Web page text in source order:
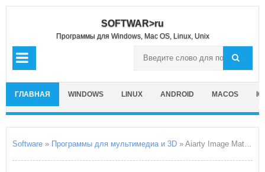
SOFTWAR>ru
Программы для Windows, Mac OS, Linux, Unix
ГЛАВНАЯ WINDOWS LINUX ANDROID MACOS
Software » Программы для мультимедиа и 3D » Aiarty Image Matting